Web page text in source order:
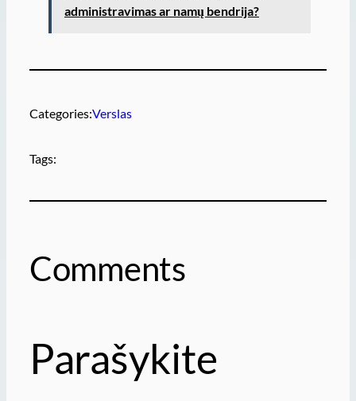
administravimas ar namų bendrija?
Categories:Verslas
Tags:
Comments
Parašykite